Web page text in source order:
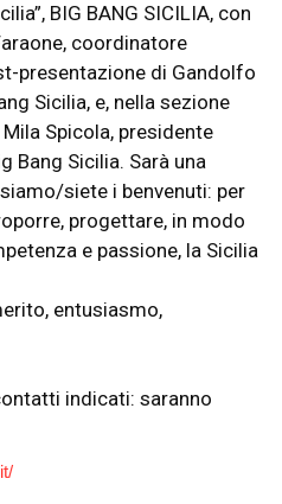
BIG BANG SICILIA, con
coordinatore
presentazione di Gandolfo
Sicilia, e, nella sezione
Spicola, presidente
Bang Sicilia. Sarà una
siete i benvenuti: per
progettare, in modo
e passione, la Sicilia
entusiasmo,
indicati: saranno